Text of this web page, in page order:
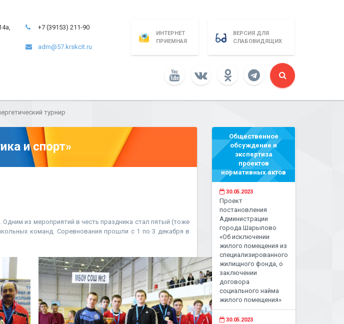
+7 (39153) 211-90
adm@57.krskcit.ru
ИНТЕРНЕТ
ПРИЕМНАЯ
ВЕРСИЯ ДЛЯ
СЛАБОВИДЯЩИХ
турнир
и спорт»
Одним из мероприятий в честь праздника стал пятый (тоже
команд. Соревнования прошли с 1 по 3 декабря в
Общественное
обсуждение и
экспертиза
проектов
нормативных актов
30.05.2023
Проект
постановления
Администрации
города Шарыпово
«Об исключении
жилого помещения из
специализированного
жилищного фонда, о
заключении
договора
социального найма
жилого помещения»
30.05.2023